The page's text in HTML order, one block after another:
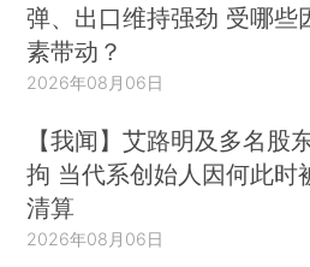
弹、出口维持强劲 受哪些
素带动？
2026年08月06日
【我闻】艾路明及多名股
拘 当代系创始人因何此时
清算
2026年08月06日